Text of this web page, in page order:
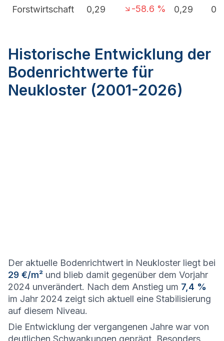
Forstwirtschaft 0,29 -58.6 % 0,29
Historische Entwicklung der
Bodenrichtwerte für
Neukloster (2001-2026)
Der aktuelle Bodenrichtwert in Neukloster liegt bei
29 €/m² und blieb damit gegenüber dem Vorjahr
2024 unverändert. Nach dem Anstieg um 7,4 %
im Jahr 2024 zeigt sich aktuell eine Stabilisierung
auf diesem Niveau.
Die Entwicklung der vergangenen Jahre war von
deutlichen Schwankungen geprägt. Besonders